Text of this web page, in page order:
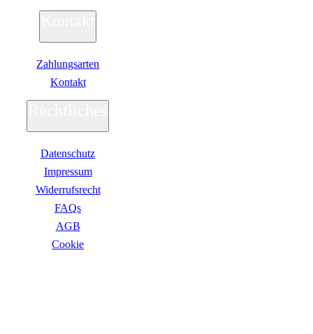
Zahlungsarten
Kontakt
Datenschutz
Impressum
Widerrufsrecht
FAQs
AGB
Сookie